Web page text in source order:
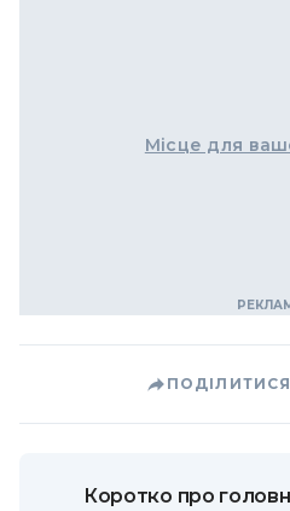
Місце для
Коротко про